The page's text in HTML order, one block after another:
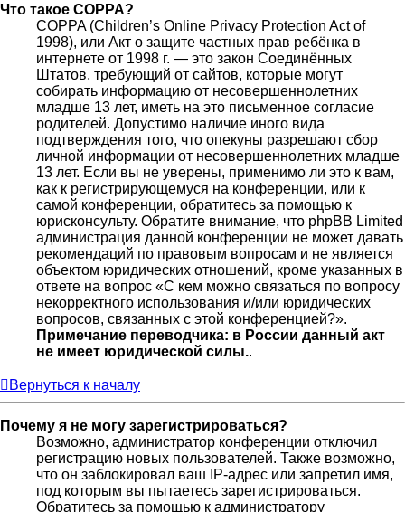
Что такое COPPA?
COPPA (Children’s Online Privacy Protection Act of
1998), или Акт о защите частных прав ребёнка в
интернете от 1998 г. — это закон Соединённых
Штатов, требующий от сайтов, которые могут
собирать информацию от несовершеннолетних
младше 13 лет, иметь на это письменное согласие
родителей. Допустимо наличие иного вида
подтверждения того, что опекуны разрешают сбор
личной информации от несовершеннолетних младше
13 лет. Если вы не уверены, применимо ли это к вам,
как к регистрирующемуся на конференции, или к
самой конференции, обратитесь за помощью к
юрисконсульту. Обратите внимание, что phpBB Limited
администрация данной конференции не может давать
рекомендаций по правовым вопросам и не является
объектом юридических отношений, кроме указанных в
ответе на вопрос «С кем можно связаться по вопросу
некорректного использования и/или юридических
вопросов, связанных с этой конференцией?».
Примечание переводчика: в России данный акт
не имеет юридической силы..
Вернуться к началу
Почему я не могу зарегистрироваться?
Возможно, администратор конференции отключил
регистрацию новых пользователей. Также возможно,
что он заблокировал ваш IP-адрес или запретил имя,
под которым вы пытаетесь зарегистрироваться.
Обратитесь за помощью к администратору